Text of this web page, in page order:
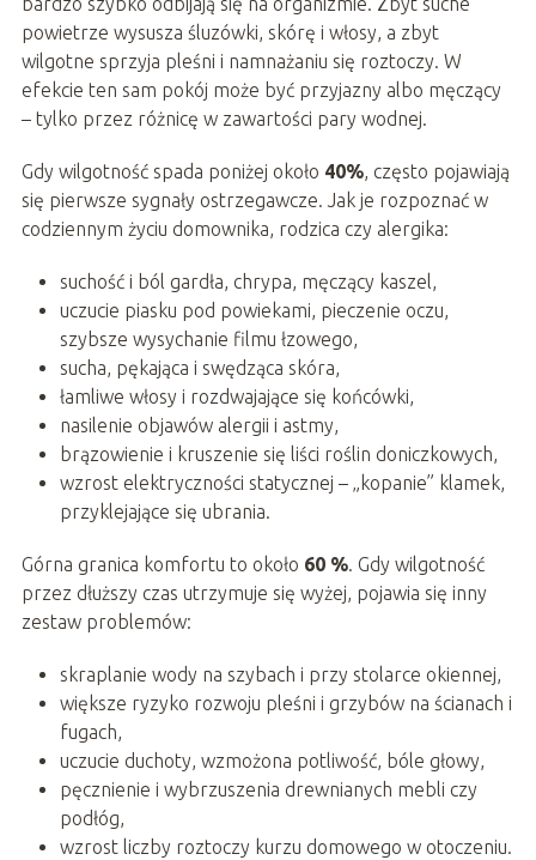
powietrze wysusza śluzówki, skórę i włosy, a zbyt
wilgotne sprzyja pleśni i namnażaniu się roztoczy. W
efekcie ten sam pokój może być przyjazny albo męczący
– tylko przez różnicę w zawartości pary wodnej.
Gdy wilgotność spada poniżej około 40%, często pojawiają
się pierwsze sygnały ostrzegawcze. Jak je rozpoznać w
codziennym życiu domownika, rodzica czy alergika:
suchość i ból gardła, chrypa, męczący kaszel,
uczucie piasku pod powiekami, pieczenie oczu,
szybsze wysychanie filmu łzowego,
sucha, pękająca i swędząca skóra,
łamliwe włosy i rozdwajające się końcówki,
nasilenie objawów alergii i astmy,
brązowienie i kruszenie się liści roślin doniczkowych,
wzrost elektryczności statycznej – „kopanie” klamek,
przyklejające się ubrania.
Górna granica komfortu to około 60 %. Gdy wilgotność
przez dłuższy czas utrzymuje się wyżej, pojawia się inny
zestaw problemów:
skraplanie wody na szybach i przy stolarce okiennej,
większe ryzyko rozwoju pleśni i grzybów na ścianach i
fugach,
uczucie duchoty, wzmożona potliwość, bóle głowy,
pęcznienie i wybrzuszenia drewnianych mebli czy
podłóg,
wzrost liczby roztoczy kurzu domowego w otoczeniu.